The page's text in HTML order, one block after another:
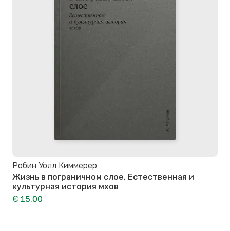
Робин Уолл Киммерер
Жизнь в пограничном слое. Естественная и
культурная история мхов
€ 15,00